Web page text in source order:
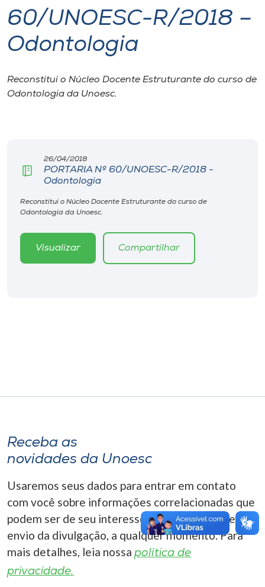
I.nova
Cultura
Biblioteca
Editora
Rádio
A+
60/UNOESC-R/2018 –
Odontologia
Reconstitui o Núcleo Docente Estruturante do curso de
Odontologia da Unoesc.
26/04/2018
PORTARIA Nº 60/UNOESC-R/2018 -
Odontologia
Reconstitui o Núcleo Docente Estruturante do curso de
Odontologia da Unoesc.
Visualizar Compartilhar
Receba as
novidades da Unoesc
Usaremos seus dados para entrar em contato
com você sobre informações correlacionadas que
podem ser de seu interesse. Você pode cancelar o
envio da divulgação, a qualquer momento. Para
mais detalhes, leia nossa política de
privacidade.